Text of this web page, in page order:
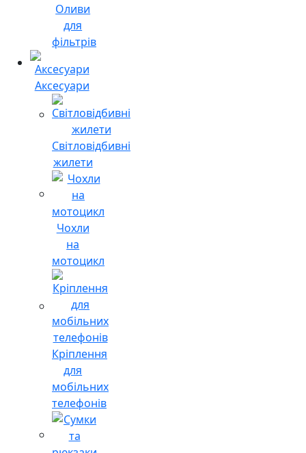
Оливи
для
фільтрів
Аксесуари
Світловідбивні
жилети
Чохли
на
мотоцикл
Кріплення
для
мобільних
телефонів